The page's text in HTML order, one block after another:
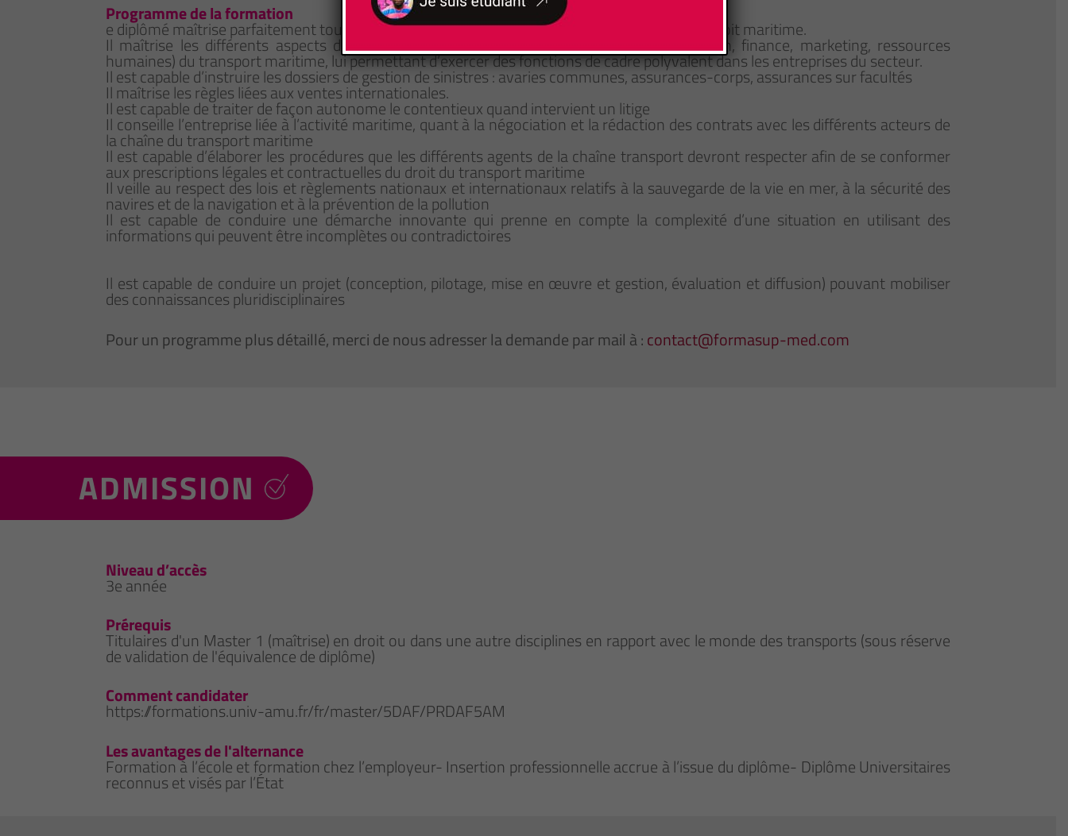
Programme de la formation
e diplômé maîtrise parfaitement tous les aspects (internes, européens et internationaux) du droit maritime.
Il maîtrise les différents aspects de l’économie et du management (stratégie, organisation, finance, marketing, ressources
humaines) du transport maritime, lui permettant d’exercer des fonctions de cadre polyvalent dans les entreprises du secteur.
Il est capable d’instruire les dossiers de gestion de sinistres : avaries communes, assurances-corps, assurances sur facultés
Il maîtrise les règles liées aux ventes internationales.
Il est capable de traiter de façon autonome le contentieux quand intervient un litige
Il conseille l’entreprise liée à l’activité maritime, quant à la négociation et la rédaction des contrats avec les différents acteurs de
la chaîne du transport maritime
Il est capable d’élaborer les procédures que les différents agents de la chaîne transport devront respecter afin de se conformer
aux prescriptions légales et contractuelles du droit du transport maritime
Il veille au respect des lois et règlements nationaux et internationaux relatifs à la sauvegarde de la vie en mer, à la sécurité des
navires et de la navigation et à la prévention de la pollution
Il est capable de conduire une démarche innovante qui prenne en compte la complexité d’une situation en utilisant des
informations qui peuvent être incomplètes ou contradictoires
Il est capable de conduire un projet (conception, pilotage, mise en œuvre et gestion, évaluation et diffusion) pouvant mobiliser
des connaissances pluridisciplinaires
Pour un programme plus détaillé, merci de nous adresser la demande par mail à :contact@formasup-med.com
ADMISSION
Niveau d’accès
3e année
Prérequis
Titulaires d'un Master 1 (maîtrise) en droit ou dans une autre disciplines en rapport avec le monde des transports (sous réserve
de validation de l'équivalence de diplôme)
Comment candidater
https://formations.univ-amu.fr/fr/master/5DAF/PRDAF5AM
Les avantages de l'alternance
Formation à l’école et formation chez l’employeur- Insertion professionnelle accrue à l’issue du diplôme- Diplôme Universitaires
reconnus et visés par l’État